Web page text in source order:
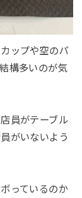
ップや空のパ
構多いのが気
員がテーブル
がいないよう
っているのか